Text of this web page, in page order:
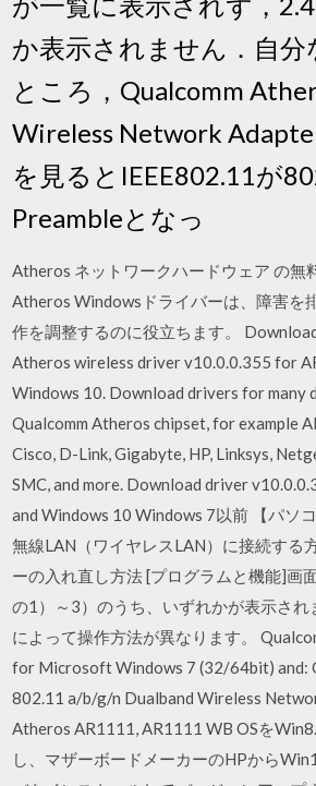
か表示されません．自分
ところ，Qualcomm
Wireless Network
を見るとIEEE802.11が
Preambleとなっ
Atheros ネットワークハードウェア の無
Atheros Windowsドライバーは、障害を
作を調整するのに役立ちます。
Atheros wireless driver v10.0.0.355 for
Windows 10. Download drivers for many
Qualcomm Atheros chipset, for example
Cisco, D-Link, Gigabyte, HP, Linksys,
SMC, and more. Download driver
and Windows 10 Windows 7以前 【パソ
無線LAN（ワイヤレスLAN）に接続する
ーの入れ直し方法 [プログラムと機能]画
の1）～3）のうち、いずれかが表示され
によって操作方法が異なります。
for Microsoft Windows 7 (32/64bit) and:
802.11 a/b/g/n Dualband Wireless
Atheros AR1111, AR1111 WB OSを
し、マザーボードメーカーのHPから